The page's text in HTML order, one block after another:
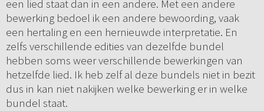
een lied staat dan in een andere. Met een andere
bewerking bedoel ik een andere bewoording, vaak
een hertaling en een hernieuwde interpretatie. En
zelfs verschillende edities van dezelfde bundel
hebben soms weer verschillende bewerkingen van
hetzelfde lied. Ik heb zelf al deze bundels niet in bezit
dus in kan niet nakijken welke bewerking er in welke
bundel staat.